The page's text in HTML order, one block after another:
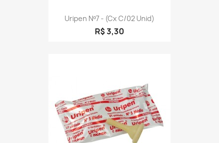
Uripen Nº7 - (cx C/02 Unid)
R$ 3,30